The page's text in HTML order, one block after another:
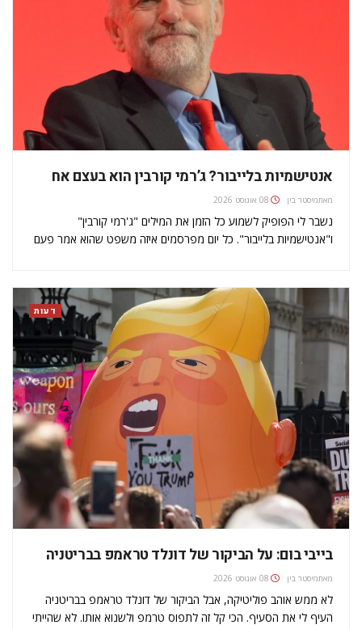
אנטישמיות בלייבור? ג’רמי קורבין הוא בעצם אח
מאתמיסטר בין 08 אוגוסט 2026
נשבר לי הפופיק לשמוע כל הזמן את המילים "ג'רמי קורבין"
ו"אנטישמיות בלייבור". כל יום מפרסמים איזה משפט שהוא אמר פעם
דעות
בייבי בום: על הביקור של דונלד טראמפ בבריטניה
מאתמיסטר בין 08 אוגוסט 2026
לא ממש אוהב פוליטיקה, אבל הביקור של דונלד טראמפ בבריטניה
העיף לי את הסעיף. הכי קל זה לתפוס טרמפ ולשנוא אותו. לא שהייתי